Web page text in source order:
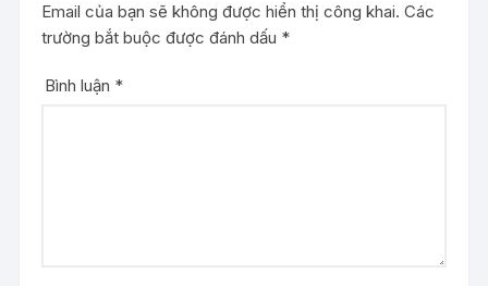
Email của bạn sẽ không được hiển thị công khai. Các
trường bắt buộc được đánh dấu *
Bình luận *